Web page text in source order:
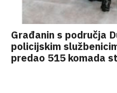
Građanin s područja
policijskim
predao 515 komada